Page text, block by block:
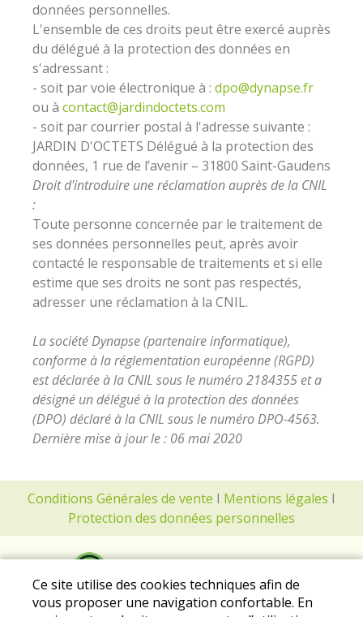
données personnelles.
L'ensemble de ces droits peut être exercé auprès
du délégué à la protection des données en
s'adressant :
- soit par voie électronique à : dpo@dynapse.fr
ou à contact@jardindoctets.com
- soit par courrier postal à l'adresse suivante :
JARDIN D'OCTETS Délégué à la protection des
données, 1 rue de l’avenir – 31800 Saint-Gaudens
Droit d'introduire une réclamation auprès de la CNIL
:
Toute personne concernée par le traitement de
ses données personnelles peut, après avoir
contacté le responsable de traitements et si elle
estime que ses droits ne sont pas respectés,
adresser une réclamation à la CNIL.
La société Dynapse (partenaire informatique),
conforme à la réglementation européenne (RGPD)
est déclarée à la CNIL sous le numéro 2184355 et a
désigné un délégué à la protection des données
(DPO) déclaré à la CNIL sous le numéro DPO-4563.
Dernière mise à jour le : 06 mai 2020
Conditions Générales de vente I Mentions légales I
Protection des données personnelles
Ce site utilise des cookies techniques afin de
vous proposer une navigation confortable. En